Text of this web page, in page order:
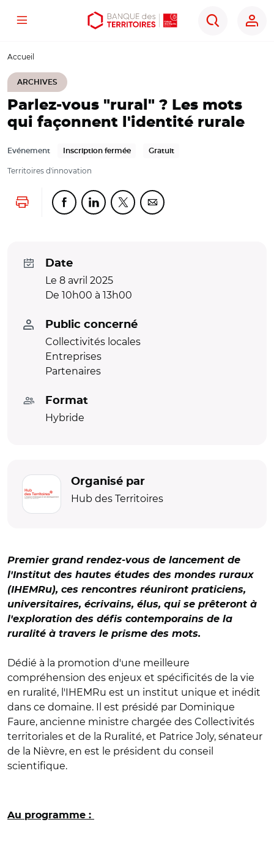
Aller
contenu
Aller
menu
Ouvrir
outils
Menu
Rechercher
Accueil
ARCHIVES
Parlez-vous "rural" ? Les mots
qui façonnent l'identité rurale
Evénement Inscription fermée Gratuit
Territoires d'innovation
Lancer l'impressionPartager cette page sur Facebook
Partager cette page sur Linkedin
Partager cette page sur Twitter
Partager cette page sur
Date
Le 8 avril 2025
De 10h00 à 13h00
Public concerné
Collectivités locales
Entreprises
Partenaires
Format
Hybride
Organisé par
Hub des Territoires
Premier grand rendez-vous de lancement de
l'Institut des hautes études des mondes ruraux
(IHEMRu), ces rencontres réuniront praticiens,
universitaires, écrivains, élus, qui se prêteront à
l'exploration des défis contemporains de la
ruralité à travers le prisme des mots.
Dédié à la promotion d'une meilleure
compréhension des enjeux et spécificités de la vie
en ruralité, l'IHEMRu est un institut unique et inédit
dans ce domaine. Il est présidé par Dominique
Faure, ancienne ministre chargée des Collectivités
territoriales et de la Ruralité, et Patrice Joly, sénateur
de la Nièvre, en est le président du conseil
scientifique.
Au programme :